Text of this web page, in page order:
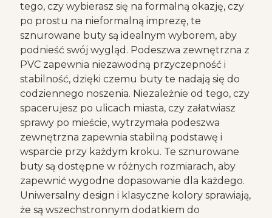
tego, czy wybierasz się na formalną okazję, czy
po prostu na nieformalną imprezę, te
sznurowane buty są idealnym wyborem, aby
podnieść swój wygląd. Podeszwa zewnętrzna z
PVC zapewnia niezawodną przyczepność i
stabilność, dzięki czemu buty te nadają się do
codziennego noszenia. Niezależnie od tego, czy
spacerujesz po ulicach miasta, czy załatwiasz
sprawy po mieście, wytrzymała podeszwa
zewnętrzna zapewnia stabilną podstawę i
wsparcie przy każdym kroku. Te sznurowane
buty są dostępne w różnych rozmiarach, aby
zapewnić wygodne dopasowanie dla każdego.
Uniwersalny design i klasyczne kolory sprawiają,
że są wszechstronnym dodatkiem do